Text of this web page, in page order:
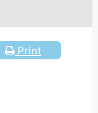
Print